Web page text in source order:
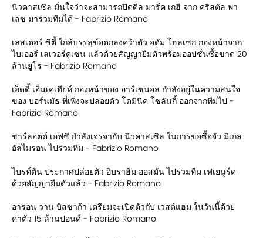
นิวคาสเซิล มั่นใจว่าจะสามารถปิดดีล มาร์ค เกฮี จาก คริสตัล พา
เลซ มาร่วมทีมได้ - Fabrizio Romano
เลสเตอร์ ซิตี้ ใกล้บรรลุข้อตกลงคว้าตัว อดัม โฮลเซก กองหน้าจาก
ไบเออร์ เลเวอร์คูเซน แล้วด้วยสัญญายืมตัวพร้อมออปชั่นซื้อขาด 20
ล้านยูโร - Fabrizio Romano
เอ็ดดี้ เอ็นเคเทียห์ กองหน้าของ อาร์เซนอล กำลังอยู่ในความสนใจ
ของ บอร์นมัธ ที่เพิ่งจะปล่อยตัว โดมินิค โซลันกี้ ออกจากทีมไป -
Fabrizio Romano
ชาร์ลอตต์ เอฟซี กำลังเจรจากับ นิวคาสเซิล ในการขอซื้อจัว มิเกล
อัลไมรอน ไปร่วมทีม - Fabrizio Romano
ไบรท์ตัน ประกาศปล่อยตัว อิบราฮิม ออสมัน ไปร่วมทีม เฟเยนูร์ด
ด้วยสัญญายืมตัวแล้ว - Fabrizio Romano
อารอน วาน บิสซาก้า เตรียมจะเปิดตัวกับ เวสต์แฮม ในวันนี้ด้วย
ค่าตัว 15 ล้านปอนด์ - Fabrizio Romano